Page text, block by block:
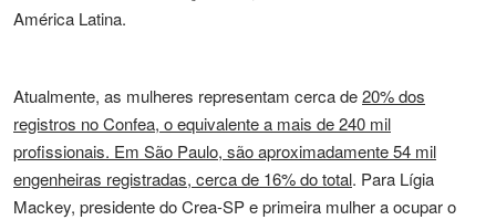
América Latina.
Atualmente, as mulheres representam cerca de20% dos
registros no Confea, o equivalente a mais de 240 mil
profissionais. Em São Paulo, são aproximadamente 54 mil
engenheiras registradas, cerca de 16% do total. Para Lígia
Mackey, presidente do Crea-SP e primeira mulher a ocupar o